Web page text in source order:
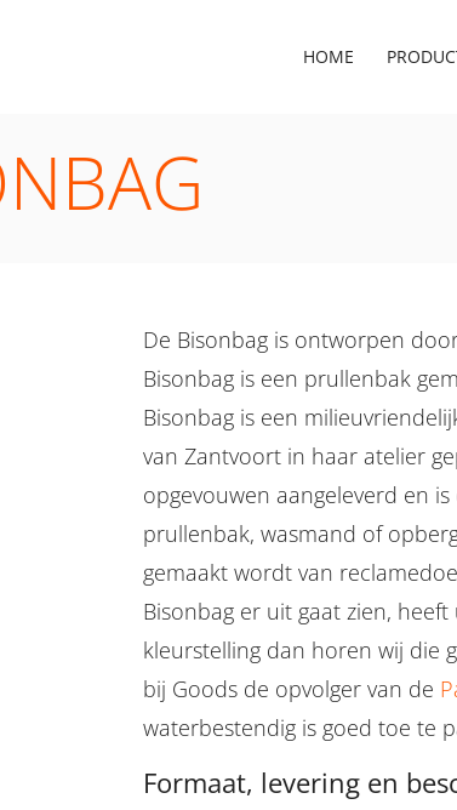
HOME
De Bisonbag is ontworpen
Bisonbag is een prullenbak
Bisonbag is een
van Zantvoort in haar atelier
opgevouwen aangeleverd en
prullenbak, wasmand of
gemaakt wordt van
Bisonbag er uit gaat zien,
kleurstelling dan horen wij die
bij Goods de opvolger van de
waterbestendig is goed toe te
Formaat, levering en